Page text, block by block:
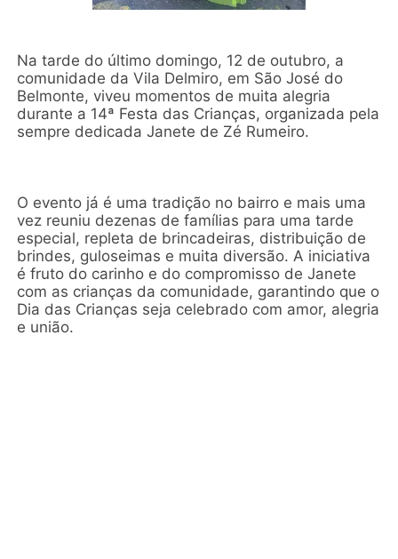
Na tarde do último domingo, 12 de outubro, a
comunidade da Vila Delmiro, em São José do
Belmonte, viveu momentos de muita alegria
durante a 14ª Festa das Crianças, organizada pela
sempre dedicada Janete de Zé Rumeiro.
O evento já é uma tradição no bairro e mais uma
vez reuniu dezenas de famílias para uma tarde
especial, repleta de brincadeiras, distribuição de
brindes, guloseimas e muita diversão. A iniciativa
é fruto do carinho e do compromisso de Janete
com as crianças da comunidade, garantindo que o
Dia das Crianças seja celebrado com amor, alegria
e união.